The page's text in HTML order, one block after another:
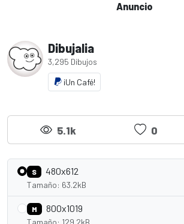
Anuncio
Dibujalia
3,295 Dibujos
¡Un Café!
5.1k 0
S 480x612
Tamaño: 63.2kB
M 800x1019
Tamaño: 129.2kB